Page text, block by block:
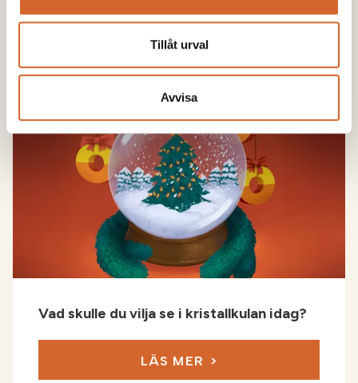
Tillåt urval
Avvisa
Vad skulle du vilja se i kristallkulan idag?
LÄS MER